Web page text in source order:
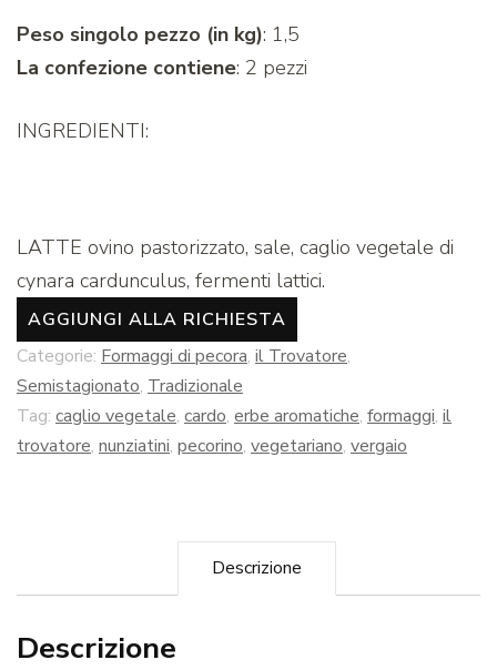
Peso singolo pezzo (in kg): 1,5
La confezione contiene: 2 pezzi
INGREDIENTI:
LATTE ovino pastorizzato, sale, caglio vegetale di
cynara cardunculus, fermenti lattici.
AGGIUNGI ALLA RICHIESTA
Categorie: Formaggi di pecora, il Trovatore,
Semistagionato, Tradizionale
Tag: caglio vegetale, cardo, erbe aromatiche, formaggi, il
trovatore, nunziatini, pecorino, vegetariano, vergaio
Descrizione
Descrizione